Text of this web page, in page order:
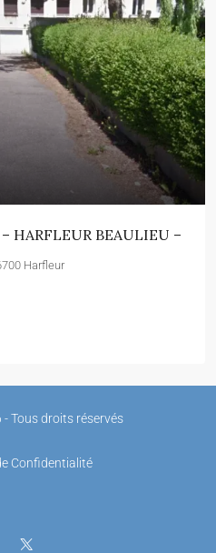
HARFLEUR BEAULIEU –
Harfleur
Tous droits réservés
Confidentialité